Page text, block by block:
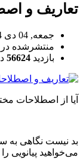
تعاریف و
جمعه, 04 دی 1394 ساعت 08:30
منتشرشده در
بازدید 56624
آیا از اصطلاحات
بد نیست نگاهی به
می‌خواهید پیانویی